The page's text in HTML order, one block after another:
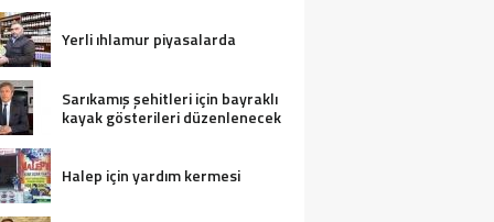
Yerli ıhlamur piyasalarda
Sarıkamış şehitleri için bayraklı
kayak gösterileri düzenlenecek
Halep için yardım kermesi